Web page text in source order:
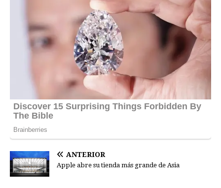
ANTERIOR
Apple abre su tienda más grande de Asia